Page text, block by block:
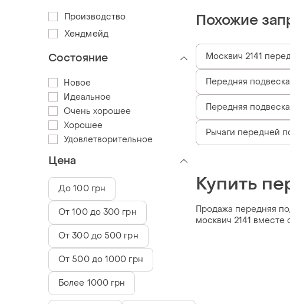
Похожие
Москвич 2141
Передняя
Передняя
Рычаги передней
Купить
Продажа передняя
москвич 2141
Производство
Хендмейд
Состояние
Новое
Идеальное
Очень хорошее
Хорошее
Удовлетворительное
Цена
До 100 грн
От 100 до 300 грн
От 300 до 500 грн
От 500 до 1000 грн
Более 1000 грн